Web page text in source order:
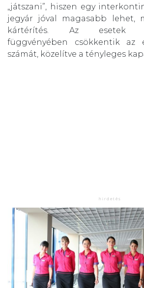
„játszani”, hiszen egy
jegyár jóval magasabb lehet,
kártérítés. Az esetek
függvényében csökkentik az
számát, közelítve a tényleges